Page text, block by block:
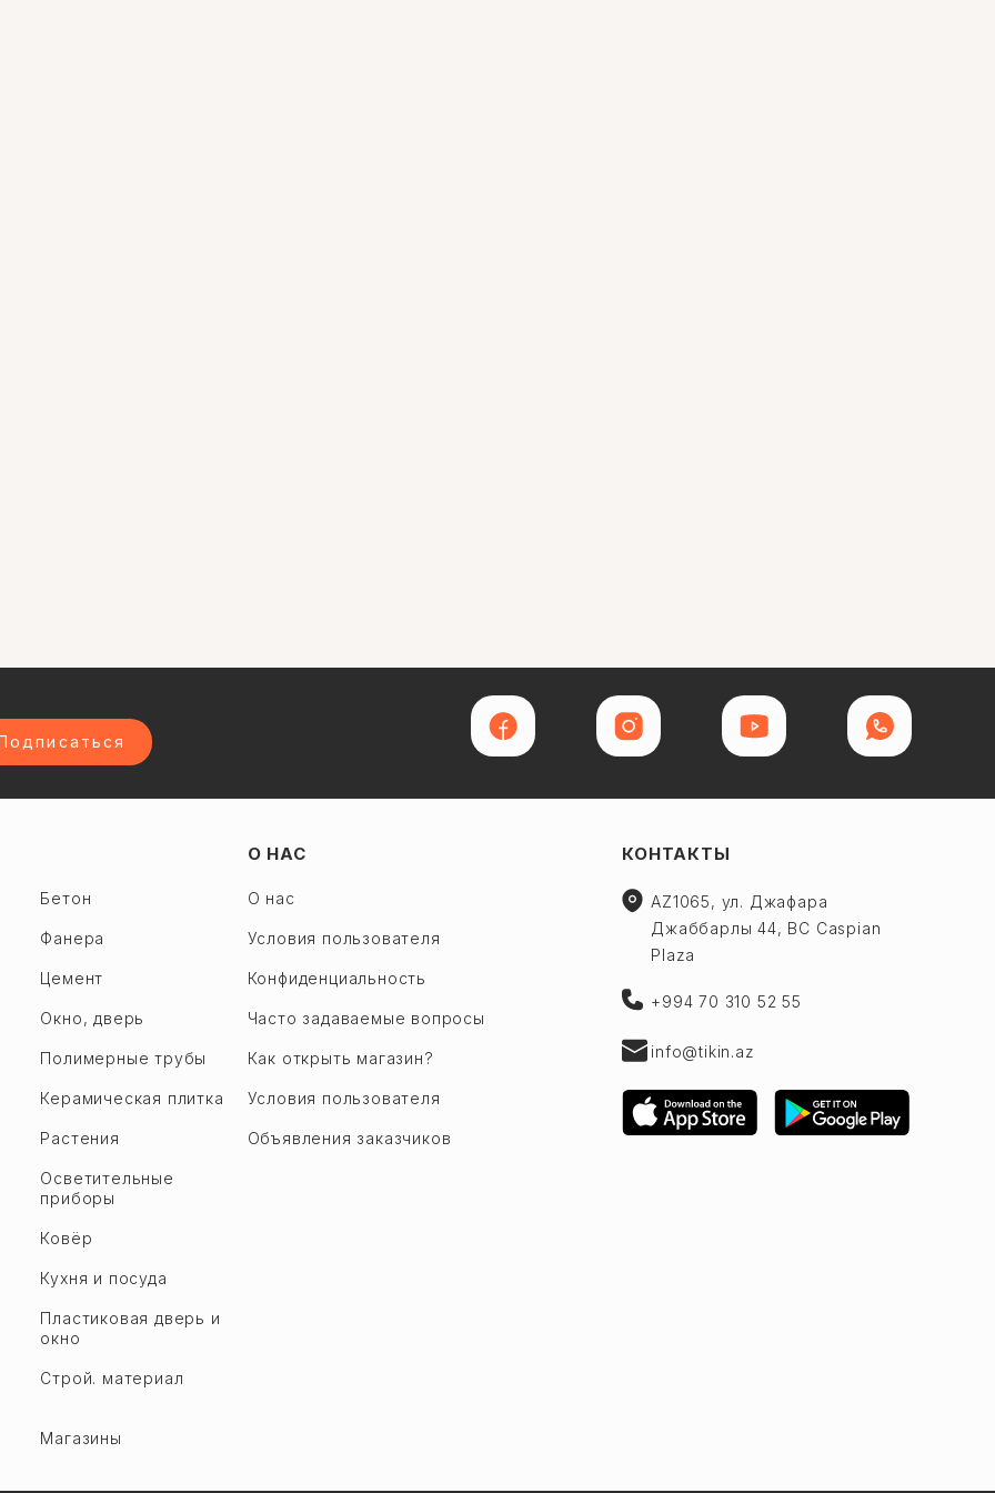
Бетон
Фанера
Цемент
Окно, дверь
Полимерные трубы
Керамическая плитка
Растения
Осветительные
приборы
Ковёр
Кухня и посуда
Пластиковая дверь и
окно
Строй. материал
Магазины
О НАС
О нас
Условия пользователя
Конфиденциальность
Часто задаваемые вопросы
Как открыть магазин?
Условия пользователя
Объявления заказчиков
КОНТАКТЫ
AZ1065, ул. Джафара
Джаббарлы 44, BC Caspian
Plaza
+994 70 310 52 55
info@tikin.az